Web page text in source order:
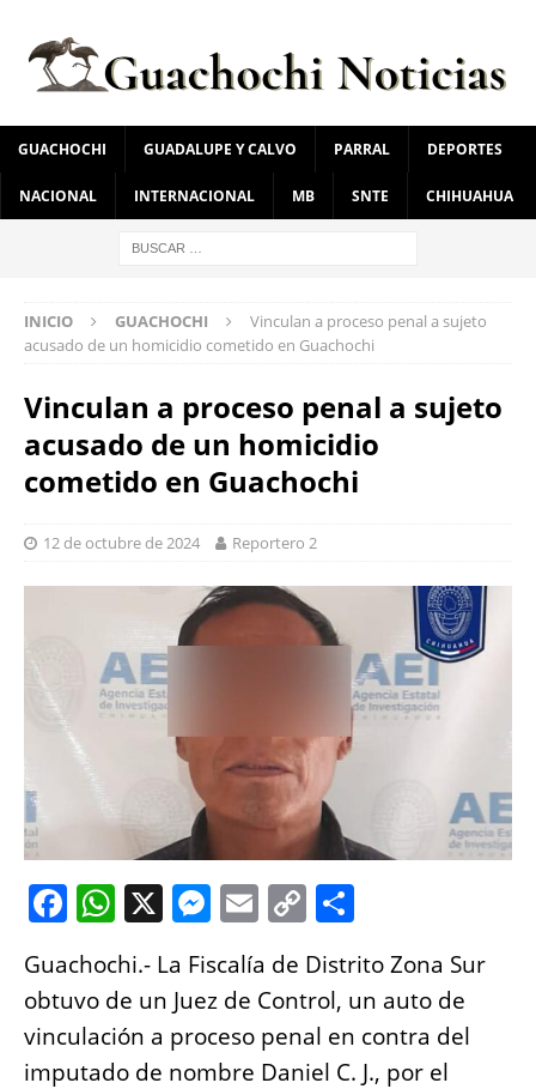
GUACHOCHI GUADALUPE Y CALVO PARRAL DEPORTES
NACIONAL INTERNACIONAL MB SNTE CHIHUAHUA
INICIO GUACHOCHI
Vinculan a proceso penal a sujeto
acusado de un homicidio cometido en Guachochi
Vinculan a proceso penal a sujeto
acusado de un homicidio
cometido en Guachochi
12 de octubre de 2024 Reportero 2
F
a
c
e
b
W
h
at
s
A
X M
ss
e
n
E
m
ai
l
C
p
y
Li
a
re
Guachochi.- La Fiscalía de Distrito Zona Sur
obtuvo de un Juez de Control, un auto de
vinculación a proceso penal en contra del
imputado de nombre Daniel C. J., por el